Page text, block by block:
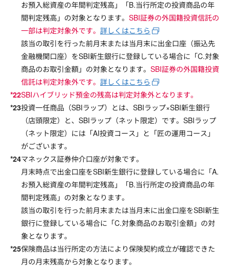
お預入総資産の年間判定残高」「B.当行所定の投資商品の年
間判定残高」の対象となります。 SBI証券の外国籍投資信託の
一部は判定対象外です。 詳しくはこちら
該当の取引を行った前月末または当月末に出金口座（振込先
金融機関口座）をSBI新生銀行に登録している場合に「C.対象
商品のお取引金額」の対象となります。 SBI証券の外国籍投資
信託は判定対象外です。 詳しくはこちら
SBIハイブリッド預金の残高は判定対象外となります。
投資一任商品（SBIラップ）とは、SBIラップ×SBI新生銀行
（店頭限定）と、SBIラップ（ネット限定）です。SBIラップ
（ネット限定）には「AI投資コース」と「匠の運用コース」
がございます。
マネックス証券仲介口座が対象です。
月末時点で出金口座をSBI新生銀行に登録している場合に「A.
お預入総資産の年間判定残高」「B.当行所定の投資商品の年
間判定残高」の対象となります。
該当の取引を行った前月末または当月末に出金口座をSBI新生
銀行に登録している場合に「C.対象商品のお取引金額」の対
象となります。
保険商品は当行所定の方法により保険契約成立が確認できた
月の月末残高から対象となります。